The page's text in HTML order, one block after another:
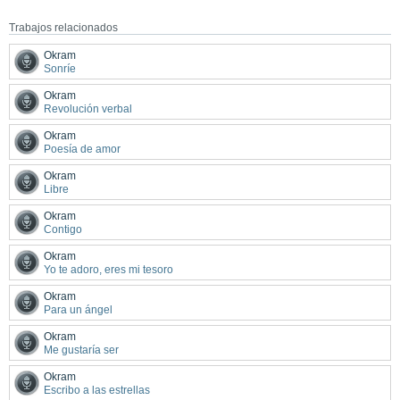
Trabajos relacionados
Okram
Sonríe
Okram
Revolución verbal
Okram
Poesía de amor
Okram
Libre
Okram
Contigo
Okram
Yo te adoro, eres mi tesoro
Okram
Para un ángel
Okram
Me gustaría ser
Okram
Escribo a las estrellas